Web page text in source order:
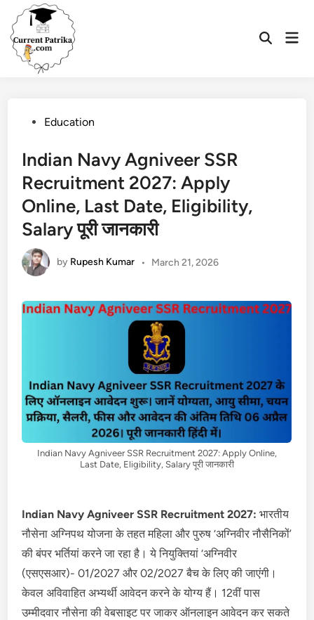
content
Open
PostedEducation
Indian Navy Agniveer SSR
Recruitment 2027: Apply
Online, Last Date, Eligibility,
Salary पूरी जानकारी
by Rupesh Kumar • March 21, 2026
Indian Navy Agniveer SSR Recruitment 2027: Apply Online,
Last Date, Eligibility, Salary पूरी जानकारी
Indian Navy Agniveer SSR Recruitment 2027:भारतीय
नौसेना अग्निपथ योजना के तहत महिला और पुरुष ‘अग्निवीर नौसैनिकों’
की बंपर भर्तियां करने जा रहा है। ये नियुक्तियां ‘अग्निवीर
(एसएसआर)- 01/2027 और 02/2027 बैच के लिए की जाएंगी।
केवल अविवाहित अभ्यर्थी आवेदन करने के योग्य हैं। 12वीं पास
उम्मीदवार नौसेना की वेबसाइट पर जाकर ऑनलाइन आवेदन कर सकते